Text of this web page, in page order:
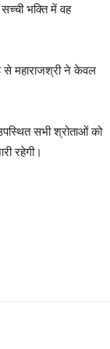
भक्ति में वह
से महाराजश्री ने केवल
सभी श्रोताओं को
रहेगी।